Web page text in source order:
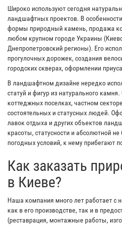
Широко используют сегодня
ландшафтных проектов. В
формы природный камень, продажа
любом крупном городе Украины
Днепропетровский регионы). Его
прогулочных дорожек, создания
городских скверах, оформлении
В ландшафтном дизайне нередко
статуй и фигур из натурального
коттеджных поселках, частном
состоятельных и статусных людей.
лавок отдыха и других объектов
красоты, статусности и абсолютной
погодных условий, к нему прибегают
Как заказать
в Киеве?
Наша компания много лет работает с
как в его производстве, так и в
(реставрация, монтажные работы,